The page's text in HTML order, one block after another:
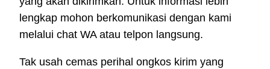
lengkap mohon berkomunikasi dengan kami
melalui chat WA atau telpon langsung.
Tak usah cemas perihal ongkos kirim yang